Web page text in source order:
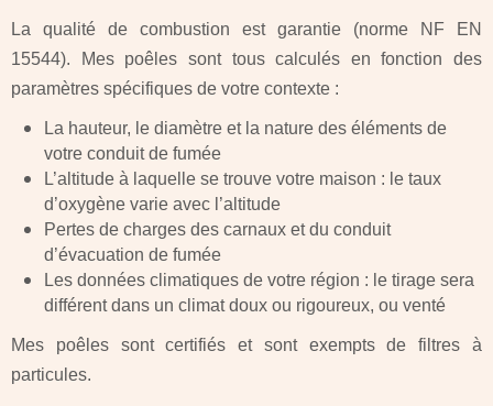
La qualité de combustion est garantie (norme NF EN
15544). Mes poêles sont tous calculés en fonction des
paramètres spécifiques de votre contexte :
La hauteur, le diamètre et la nature des éléments de
votre conduit de fumée
L’altitude à laquelle se trouve votre maison : le taux
d’oxygène varie avec l’altitude
Pertes de charges des carnaux et du conduit
d’évacuation de fumée
Les données climatiques de votre région : le tirage sera
différent dans un climat doux ou rigoureux, ou venté
Mes poêles sont certifiés et sont exempts de filtres à
particules.